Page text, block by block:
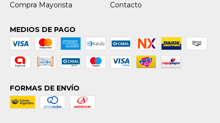
Compra Mayorista Contacto
MEDIOS DE PAGO
FORMAS DE ENVÍO